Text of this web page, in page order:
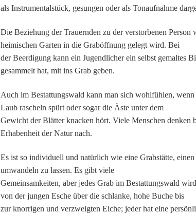
als Instrumentalstück, gesungen oder als Tonaufnahme
Die Beziehung der Trauernden zu der verstorbenen
heimischen Garten in die Graböffnung gelegt wird. Bei
der Beerdigung kann ein Jugendlicher ein selbst gemaltes
gesammelt hat, mit ins Grab geben.
Auch im Bestattungswald kann man sich wohlfühlen,
Laub rascheln spürt oder sogar die Äste unter dem
Gewicht der Blätter knacken hört. Viele Menschen denken
Erhabenheit der Natur nach.
Es ist so individuell und natürlich wie eine Grabstätte,
umwandeln zu lassen. Es gibt viele
Gemeinsamkeiten, aber jedes Grab im Bestattungswald
von der jungen Esche über die schlanke, hohe Buche bis
zur knorrigen und verzweigten Eiche; jeder hat eine